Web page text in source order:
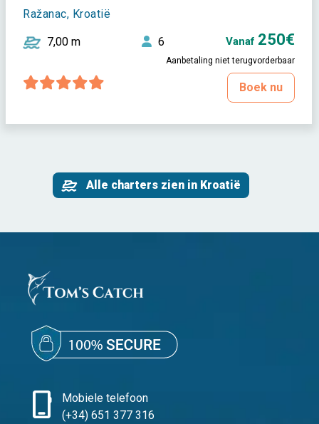
Ražanac, Kroatië
7,00 m 6 Vanaf 250€
Aanbetaling niet terugvorderbaar
Boek nu
Alle charters zien in Kroatië
phone_iphone
Mobiele telefoon
(+34) 651 377 316